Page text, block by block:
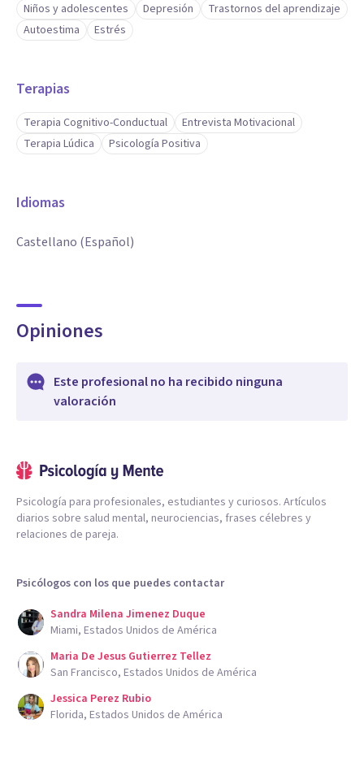
Niños y adolescentes
Depresión
Trastornos del aprendizaje
Autoestima
Estrés
Terapias
Terapia Cognitivo-Conductual
Entrevista Motivacional
Terapia Lúdica
Psicología Positiva
Idiomas
Castellano (Español)
Opiniones
Este profesional no ha recibido ninguna
valoración
Psicología para profesionales, estudiantes y curiosos. Artículos
diarios sobre salud mental, neurociencias, frases célebres y
relaciones de pareja.
Psicólogos con los que puedes contactar
Sandra Milena Jimenez Duque
Miami, Estados Unidos de América
Maria De Jesus Gutierrez Tellez
San Francisco, Estados Unidos de América
Jessica Perez Rubio
Florida, Estados Unidos de América